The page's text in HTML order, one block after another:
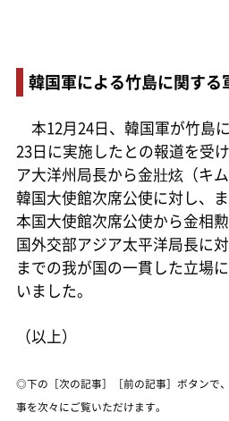
韓国軍による竹島に関す
本12月24日、韓国軍が竹島
23日に実施したとの報道を受
ア大洋州局長から金壯炫（キ
韓国大使館次席公使に対し、
本国大使館次席公使から金相
国外交部アジア太平洋局長に
までの我が国の一貫した立場
いました。
（以上）
◎下の［次の記事］［前の記事］ボタンで
事を次々にご覧いただけます。